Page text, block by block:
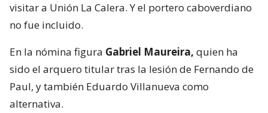
visitar a Unión La Calera. Y el portero caboverdiano
no fue incluido.
En la nómina figura Gabriel Maureira, quien ha
sido el arquero titular tras la lesión de Fernando de
Paul, y también Eduardo Villanueva como
alternativa.